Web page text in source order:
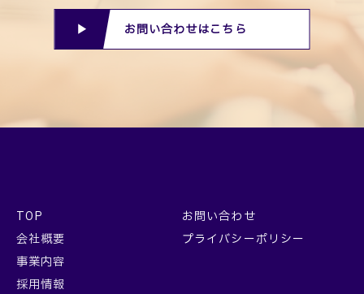
お問い合わせはこちら
TOP
会社概要
事業内容
採用情報
お問い合わせ
プライバシーポリシー